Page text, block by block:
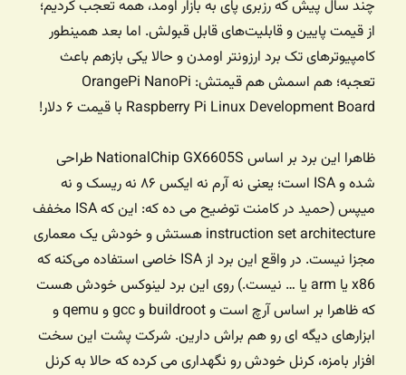
چند سال پیش که رزبری پای به بازار اومد، همه تعجب کردیم؛
از قیمت پایین و قابلیت‌های قابل قبولش. اما بعد همینطور
کامپیوترهای تک برد ارزونتر اومدن و حالا یکی بازهم باعث
تعجبه؛ هم اسمش هم قیمتش: OrangePi NanoPi
Raspberry Pi Linux Development Board با قیمت ۶ دلار!
ظاهرا این برد بر اساس NationalChip GX6605S طراحی
شده و ISA است؛ یعنی نه آرم نه ایکس ۸۶ نه ریسک و نه
میپس (حمید در کامنت توضیح می ده که: این که ISA مخفف
instruction set architecture هستش و خودش یک معماری
مجزا نیست. در واقع این برد از ISA خاصی استفاده می‌کنه که
x86 یا arm یا … نیست.) روی این برد لینوکس خودش هست
که ظاهرا بر اساس آرچ است و buildroot و gcc و qemu و
ابزارهای دیگه ای رو هم براش دارین. شرکت پشت این سخت
افزار بامزه، کرنل خودش رو نگهداری می کرده که حالا به کرنل